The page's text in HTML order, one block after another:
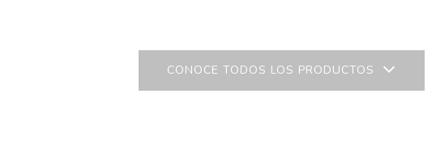
CONOCE TODOS LOS PRODUCTOS